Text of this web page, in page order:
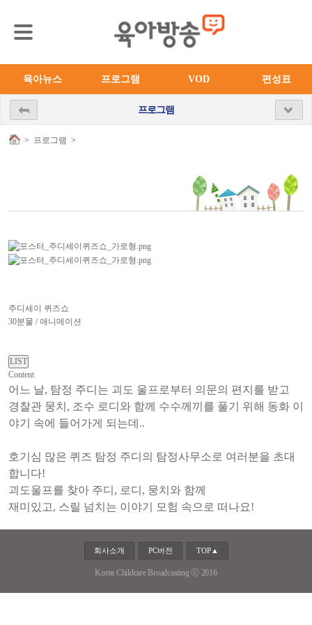
육아뉴스 프로그램 VOD 편성표
프로그램
> 프로그램 >
주디세이 퀴즈쇼
30분물 / 애니메이션
Content
어느 날, 탐정 주디는 괴도 울프로부터 의문의 편지를 받고
경찰관 뭉치, 조수 로디와 함께 수수께끼를 풀기 위해 동화 이
야기 속에 들어가게 되는데..
호기심 많은 퀴즈 탐정 주디의 탐정사무소로 여러분을 초대
합니다!
괴도울프를 찾아 주디, 로디, 뭉치와 함께
재미있고, 스릴 넘치는 이야기 모험 속으로 떠나요!
회사소개 PC버전 TOP▲
Korea Childcare Broadcasting ⓒ 2016